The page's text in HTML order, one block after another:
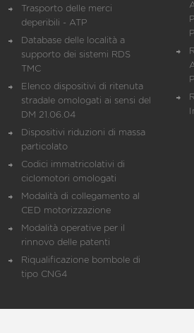
Trasporto delle merci
deperibili - ATP
Database delle località a
supporto dei sistemi RDS
TMC
Elenco dispositivi di ritenuta
stradale omologati ai sensi del
DM 21.06.04
Dispositivi riduzioni di massa
particolato
Codici immatricolativi di
ciclomotori omologati
Modalità di collegamento al
CED motorizzazione
Modalità operative per il
rinnovo delle patenti
Riqualificazione bombole di
tipo CNG4